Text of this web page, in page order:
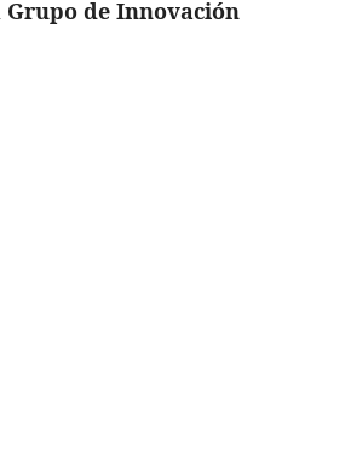
Grupo de Innovación